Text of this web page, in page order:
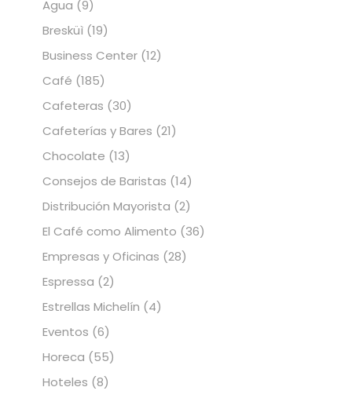
Agua (9)
Bresküì (19)
Business Center (12)
Café (185)
Cafeteras (30)
Cafeterías y Bares (21)
Chocolate (13)
Consejos de Baristas (14)
Distribución Mayorista (2)
El Café como Alimento (36)
Empresas y Oficinas (28)
Espressa (2)
Estrellas Michelín (4)
Eventos (6)
Horeca (55)
Hoteles (8)